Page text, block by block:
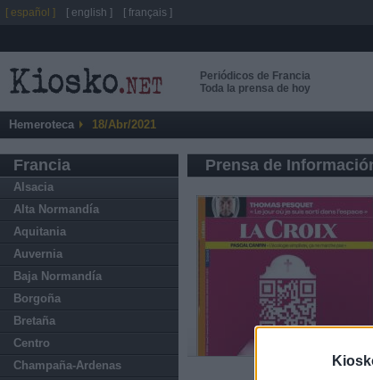
Periódicos de Francia
Toda la prensa de hoy
Hemeroteca 18/Abr/2021
Francia
Alsacia
Alta Normandía
Aquitania
Auvernia
Baja Normandía
Borgoña
Bretaña
Centro
Champaña-Ardenas
Prensa de
[ español ] [ english ] [ français ]